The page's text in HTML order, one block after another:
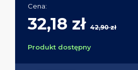
Cena:
32,18 zł 42,90 zł
Produkt dostępny